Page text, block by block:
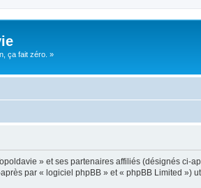
ça fait zéro. »
» et ses partenaires affiliés (désignés ci-
par « logiciel phpBB » et « phpBB Limited »)